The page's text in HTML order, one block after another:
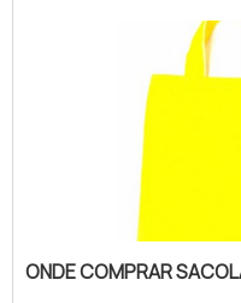
passos para se
satisfaçam
cada cliente é
desejadas, sendo os
x 18 cm são os mais pedi.
ONDE COMPRAR